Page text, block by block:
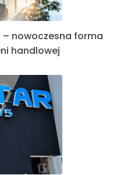
– nowoczesna forma
handlowej